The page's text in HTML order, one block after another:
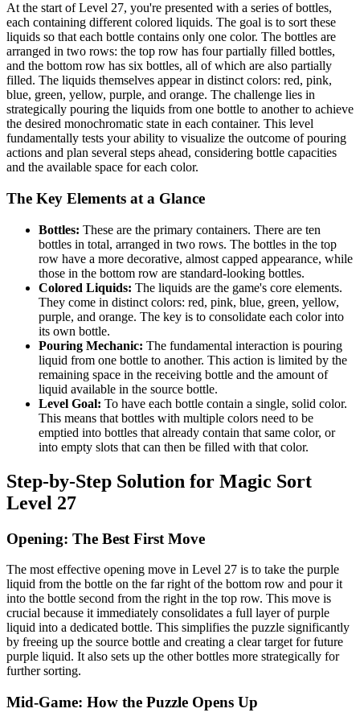
At the start of Level 27, you're presented with a series of bottles,
each containing different colored liquids. The goal is to sort these
liquids so that each bottle contains only one color. The bottles are
arranged in two rows: the top row has four partially filled bottles,
and the bottom row has six bottles, all of which are also partially
filled. The liquids themselves appear in distinct colors: red, pink,
blue, green, yellow, purple, and orange. The challenge lies in
strategically pouring the liquids from one bottle to another to achieve
the desired monochromatic state in each container. This level
fundamentally tests your ability to visualize the outcome of pouring
actions and plan several steps ahead, considering bottle capacities
and the available space for each color.
The Key Elements at a Glance
Bottles: These are the primary containers. There are ten
bottles in total, arranged in two rows. The bottles in the top
row have a more decorative, almost capped appearance, while
those in the bottom row are standard-looking bottles.
Colored Liquids: The liquids are the game's core elements.
They come in distinct colors: red, pink, blue, green, yellow,
purple, and orange. The key is to consolidate each color into
its own bottle.
Pouring Mechanic: The fundamental interaction is pouring
liquid from one bottle to another. This action is limited by the
remaining space in the receiving bottle and the amount of
liquid available in the source bottle.
Level Goal: To have each bottle contain a single, solid color.
This means that bottles with multiple colors need to be
emptied into bottles that already contain that same color, or
into empty slots that can then be filled with that color.
Step-by-Step Solution for Magic Sort
Level 27
Opening: The Best First Move
The most effective opening move in Level 27 is to take the purple
liquid from the bottle on the far right of the bottom row and pour it
into the bottle second from the right in the top row. This move is
crucial because it immediately consolidates a full layer of purple
liquid into a dedicated bottle. This simplifies the puzzle significantly
by freeing up the source bottle and creating a clear target for future
purple liquid. It also sets up the other bottles more strategically for
further sorting.
Mid-Game: How the Puzzle Opens Up